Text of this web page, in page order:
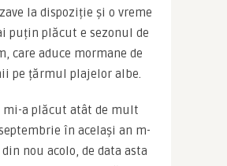
la dispoziție și o vreme
puțin plăcut e sezonul de
care aduce mormane de
pe țărmul plajelor albe.
mi-a plăcut atât de mult
în același an m-
nou acolo, de data asta